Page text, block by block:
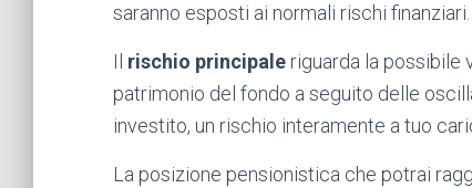
saranno esposti ai normali rischi finanziari.
Il rischio principale riguarda la possibile
patrimonio del fondo a seguito delle
investito, un rischio interamente a tuo
La posizione pensionistica che potrai